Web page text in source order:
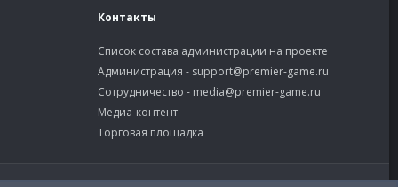
Контакты
Список состава администрации на проекте
Администрация - support@premier-game.ru
Сотрудничество - media@premier-game.ru
Медиа-контент
Торговая площадка